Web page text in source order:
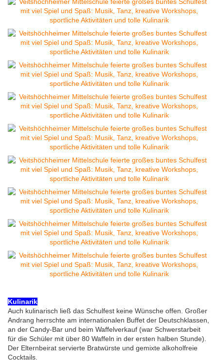
Kulinarik
Auch kulinarisch ließ das Schulfest keine Wünsche offen. Großer
Andrang herrschte am internationalen Buffet der Deutschklassen,
an der Candy-Bar und beim Waffelverkauf (war Schwerstarbeit
für die Schüler mit über 80 Waffeln in der ersten halben Stunde).
Der Elternbeirat servierte Bratwürste und gemixte alkoholfreie
Cocktails.